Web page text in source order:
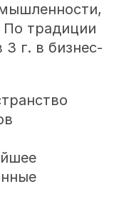
По традиции
3 г. в бизнес-